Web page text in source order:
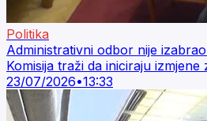
Politika
Administrativni odbor nije
Komisija traži da iniciraju izmjene
23/07/2026•13:33